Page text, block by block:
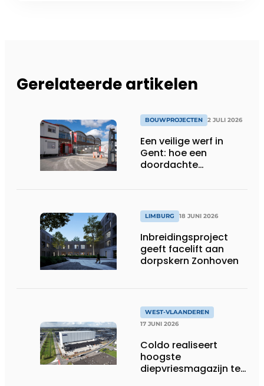
Gerelateerde artikelen
BOUWPROJECTEN 2 JULI 2026
Een veilige werf in
Gent: hoe een
doordachte
LIMBURG 18 JUNI 2026
Inbreidingsproject
geeft facelift aan
dorpskern Zonhoven
WEST-VLAANDEREN
17 JUNI 2026
Coldo realiseert
hoogste
diepvriesmagazijn ter